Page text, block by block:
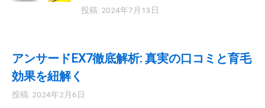
投稿: 2024年7月13日
アンサードEX7徹底解析: 真実の口コミと育毛
効果を紐解く
投稿: 2024年2月6日